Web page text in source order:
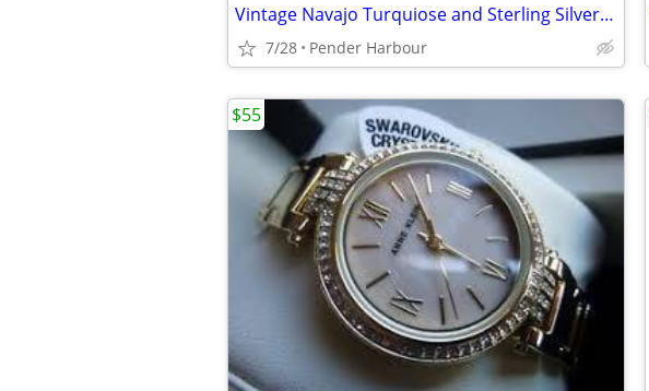
Vintage Navajo Turquiose and Sterling Silver Watch
7/28 Pender Harbour
$55